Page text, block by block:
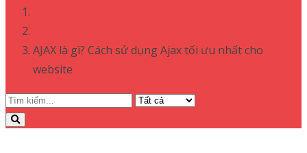
AJAX là gì? Cách sử dụng Ajax tối ưu nhất cho
website